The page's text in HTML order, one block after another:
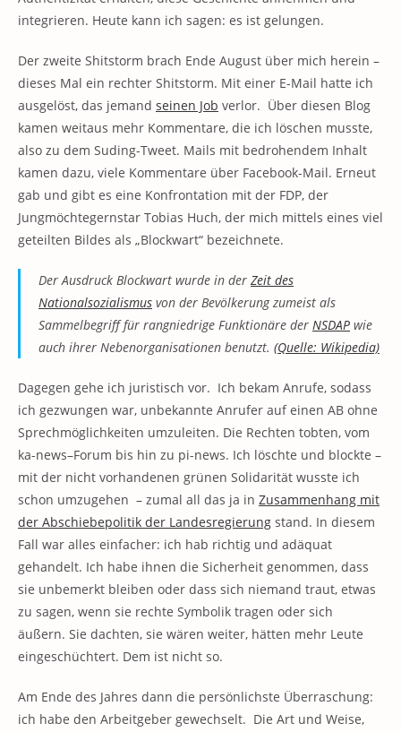
integrieren. Heute kann ich sagen: es ist gelungen.
Der zweite Shitstorm brach Ende August über mich herein –
dieses Mal ein rechter Shitstorm. Mit einer E-Mail hatte ich
ausgelöst, das jemand seinen Job verlor. Über diesen Blog
kamen weitaus mehr Kommentare, die ich löschen musste,
also zu dem Suding-Tweet. Mails mit bedrohendem Inhalt
kamen dazu, viele Kommentare über Facebook-Mail. Erneut
gab und gibt es eine Konfrontation mit der FDP, der
Jungmöchtegernstar Tobias Huch, der mich mittels eines viel
geteilten Bildes als „Blockwart“ bezeichnete.
Der Ausdruck Blockwart wurde in der Zeit des
Nationalsozialismus von der Bevölkerung zumeist als
Sammelbegriff für rangniedrige Funktionäre der NSDAP wie
auch ihrer Nebenorganisationen benutzt. (Quelle: Wikipedia)
Dagegen gehe ich juristisch vor. Ich bekam Anrufe, sodass
ich gezwungen war, unbekannte Anrufer auf einen AB ohne
Sprechmöglichkeiten umzuleiten. Die Rechten tobten, vom
ka-news–Forum bis hin zu pi-news. Ich löschte und blockte –
mit der nicht vorhandenen grünen Solidarität wusste ich
schon umzugehen – zumal all das ja in Zusammenhang mit
der Abschiebepolitik der Landesregierung stand. In diesem
Fall war alles einfacher: ich hab richtig und adäquat
gehandelt. Ich habe ihnen die Sicherheit genommen, dass
sie unbemerkt bleiben oder dass sich niemand traut, etwas
zu sagen, wenn sie rechte Symbolik tragen oder sich
äußern. Sie dachten, sie wären weiter, hätten mehr Leute
eingeschüchtert. Dem ist nicht so.
Am Ende des Jahres dann die persönlichste Überraschung:
ich habe den Arbeitgeber gewechselt. Die Art und Weise,